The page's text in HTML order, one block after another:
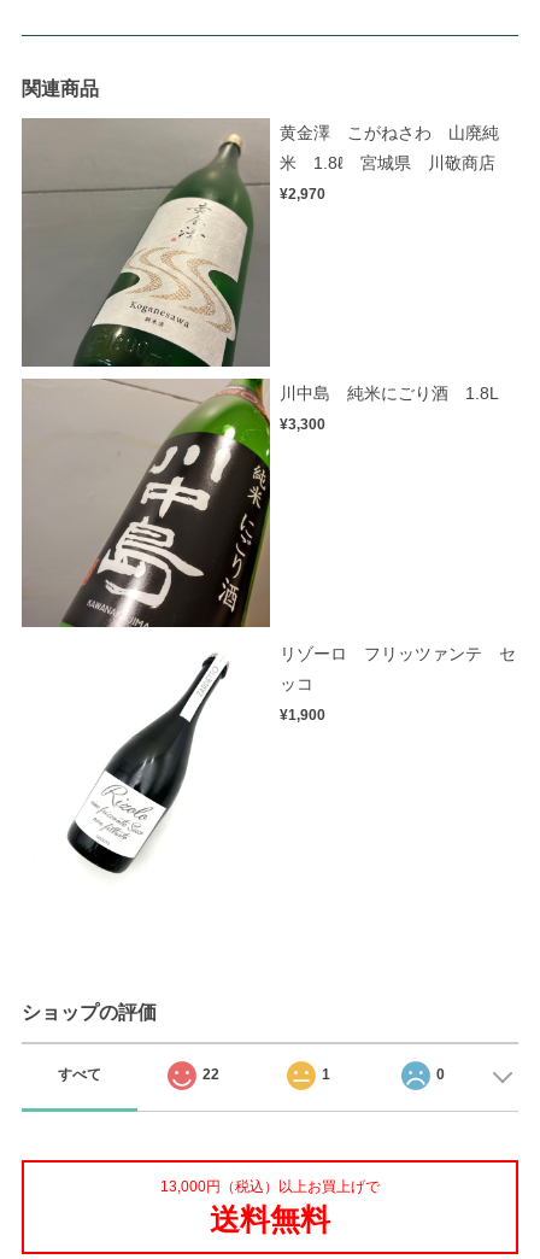
関連商品
黄金澤 こがねさわ 山廃純
米 1.8ℓ 宮城県 川敬商店
¥2,970
川中島 純米にごり酒 1.8L
¥3,300
リゾーロ フリッツァンテ セ
ッコ
¥1,900
ショップの評価
すべて 22 1 0
13,000円（税込）以上お買上げで
送料無料